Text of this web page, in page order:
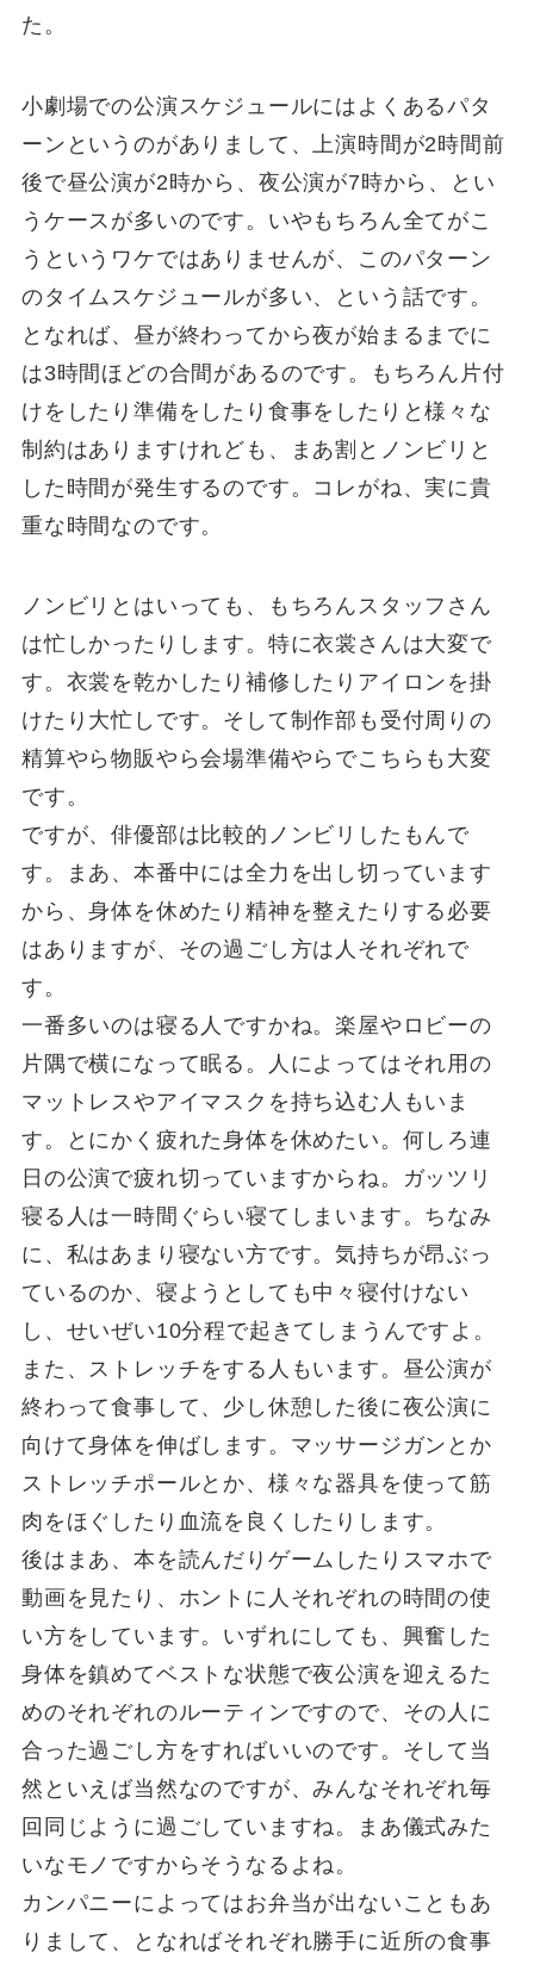
た。
小劇場での公演スケジュールにはよくあるパタ
ーンというのがありまして、上演時間が2時間前
後で昼公演が2時から、夜公演が7時から、とい
うケースが多いのです。いやもちろん全てがこ
うというワケではありませんが、このパターン
のタイムスケジュールが多い、という話です。
となれば、昼が終わってから夜が始まるまでに
は3時間ほどの合間があるのです。もちろん片付
けをしたり準備をしたり食事をしたりと様々な
制約はありますけれども、まあ割とノンビリと
した時間が発生するのです。コレがね、実に貴
重な時間なのです。
ノンビリとはいっても、もちろんスタッフさん
は忙しかったりします。特に衣裳さんは大変で
す。衣裳を乾かしたり補修したりアイロンを掛
けたり大忙しです。そして制作部も受付周りの
精算やら物販やら会場準備やらでこちらも大変
です。
ですが、俳優部は比較的ノンビリしたもんで
す。まあ、本番中には全力を出し切っています
から、身体を休めたり精神を整えたりする必要
はありますが、その過ごし方は人それぞれで
す。
一番多いのは寝る人ですかね。楽屋やロビーの
片隅で横になって眠る。人によってはそれ用の
マットレスやアイマスクを持ち込む人もいま
す。とにかく疲れた身体を休めたい。何しろ連
日の公演で疲れ切っていますからね。ガッツリ
寝る人は一時間ぐらい寝てしまいます。ちなみ
に、私はあまり寝ない方です。気持ちが昂ぶっ
ているのか、寝ようとしても中々寝付けない
し、せいぜい10分程で起きてしまうんですよ。
また、ストレッチをする人もいます。昼公演が
終わって食事して、少し休憩した後に夜公演に
向けて身体を伸ばします。マッサージガンとか
ストレッチポールとか、様々な器具を使って筋
肉をほぐしたり血流を良くしたりします。
後はまあ、本を読んだりゲームしたりスマホで
動画を見たり、ホントに人それぞれの時間の使
い方をしています。いずれにしても、興奮した
身体を鎮めてベストな状態で夜公演を迎えるた
めのそれぞれのルーティンですので、その人に
合った過ごし方をすればいいのです。そして当
然といえば当然なのですが、みんなそれぞれ毎
回同じように過ごしていますね。まあ儀式みた
いなモノですからそうなるよね。
カンパニーによってはお弁当が出ないこともあ
りまして、となればそれぞれ勝手に近所の食事